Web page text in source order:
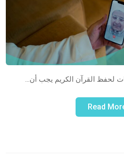
لحفظ القرآن الكريم يجب أن…
Read